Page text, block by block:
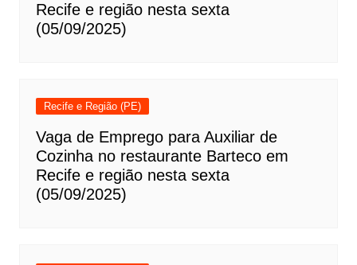
Recife e região nesta sexta
(05/09/2025)
Recife e Região (PE)
Vaga de Emprego para Auxiliar de
Cozinha no restaurante Barteco em
Recife e região nesta sexta
(05/09/2025)